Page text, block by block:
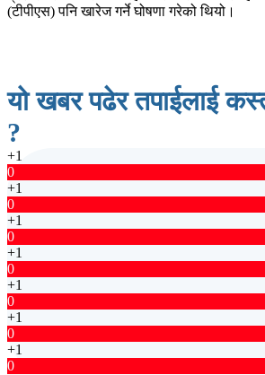
(टीपीएस) पनि खारेज गर्ने घोषणा गरेको थियो।
यो खबर पढेर तपाईलाई
?
+1
0
+1
0
+1
0
+1
0
+1
0
+1
0
+1
0